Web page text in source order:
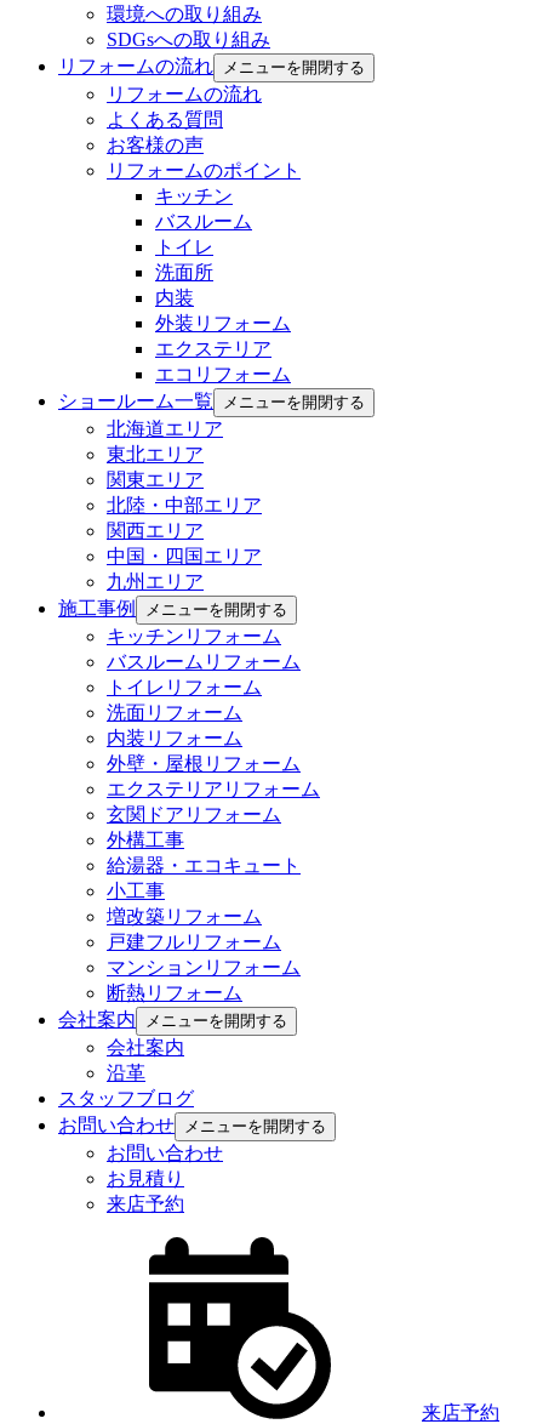
環境への取り組み
SDGsへの取り組み
リフォームの流れ
メニューを開閉する
リフォームの流れ
よくある質問
お客様の声
リフォームのポイント
キッチン
バスルーム
トイレ
洗面所
内装
外装リフォーム
エクステリア
エコリフォーム
ショールーム一覧
メニューを開閉する
北海道エリア
東北エリア
関東エリア
北陸・中部エリア
関西エリア
中国・四国エリア
九州エリア
施工事例
メニューを開閉する
キッチンリフォーム
バスルームリフォーム
トイレリフォーム
洗面リフォーム
内装リフォーム
外壁・屋根リフォーム
エクステリアリフォーム
玄関ドアリフォーム
外構工事
給湯器・エコキュート
小工事
増改築リフォーム
戸建フルリフォーム
マンションリフォーム
断熱リフォーム
会社案内
メニューを開閉する
会社案内
沿革
スタッフブログ
お問い合わせ
メニューを開閉する
お問い合わせ
お見積り
来店予約
来店予約